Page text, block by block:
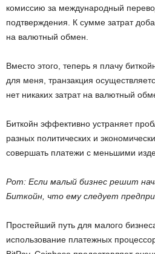
комиссию за международный
подтверждения. К сумме затрат
на валютный обмен.
Вместо этого, теперь я плачу
для меня, транзакция
нет никаких затрат на валютный
Биткойн эффективно устраняет
разных политических и
совершать платежи с меньшими
Рот: Если малый бизнес решит
Биткойн, что ему следует
Простейший путь для малого
использование платежных